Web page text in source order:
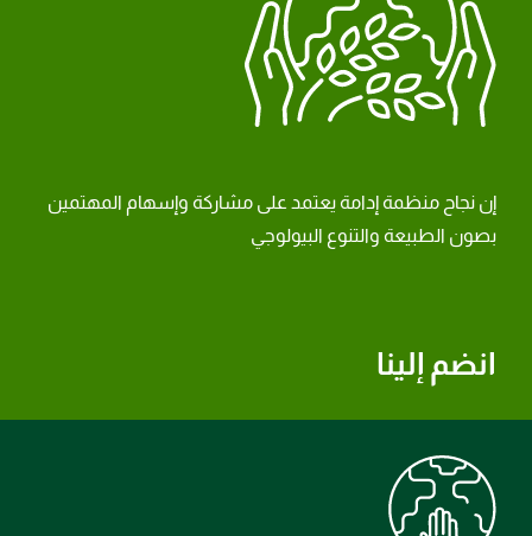
انضم إلينا
إن نجاح منظمة إدامة يعتمد على مشاركة وإسهام المهتمين
بصون الطبيعة والتنوع البيولوجي